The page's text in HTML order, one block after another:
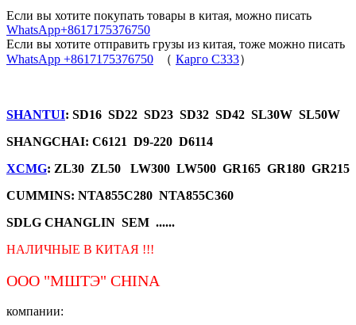
Если вы хотите покупать товары в китая, можно писать
WhatsApp+8617175376750
Если вы хотите отправить грузы из китая, тоже можно писать
WhatsApp +8617175376750 （ Карго C333）
SHANTUI: SD16 SD22 SD23 SD32 SD42 SL30W SL50W
SHANGCHAI: C6121 D9-220 D6114
XCMG: ZL30 ZL50 LW300 LW500 GR165 GR180 GR215
CUMMINS: NTA855C280 NTA855C360
SDLG CHANGLIN SEM ......
НАЛИЧНЫЕ В КИТАЯ !!!
ООО "МШТЭ" CHINA
компании: